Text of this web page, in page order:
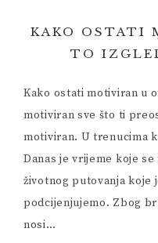
KAKO OSTATI
TO
Kako ostati motiviran u
motiviran sve što ti
motiviran. U trenucima
Danas je vrijeme koje
životnog putovanja koje
podcijenjujemo. Zbog
nosi…